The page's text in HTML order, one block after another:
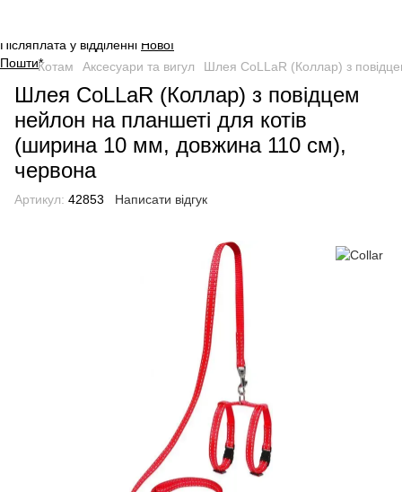
Котам Аксесуари та вигул Шлея CoLLaR (Коллар) з
Шлея CoLLaR (Коллар) з повідцем
нейлон на планшеті для котів
(ширина 10 мм, довжина 110 см),
червона
Артикул: 42853 Написати відгук
Післяплата у відділенні Нової
Пошти*